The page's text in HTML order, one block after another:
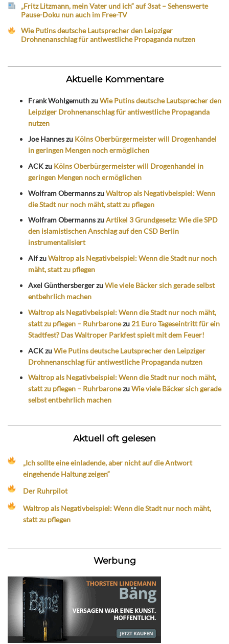
„Fritz Litzmann, mein Vater und ich“ auf 3sat – Sehenswerte
Pause-Doku nun auch im Free-TV
Wie Putins deutsche Lautsprecher den Leipziger
Drohnenanschlag für antiwestliche Propaganda nutzen
Aktuelle Kommentare
Frank WohlgemuthzuWie Putins deutsche Lautsprecher den
Leipziger Drohnenanschlag für antiwestliche Propaganda
nutzen
Joe Hanneszu Kölns Oberbürgermeister will Drogenhandel
in geringen Mengen noch ermöglichen
ACKzu Kölns Oberbürgermeister will Drogenhandel in
geringen Mengen noch ermöglichen
Wolfram ObermannszuWaltrop als Negativbeispiel: Wenn
die Stadt nur noch mäht, statt zu pflegen
Wolfram ObermannszuArtikel 3 Grundgesetz: Wie die SPD
den islamistischen Anschlag auf den CSD Berlin
instrumentalisiert
AlfzuWaltrop als Negativbeispiel: Wenn die Stadt nur noch
mäht, statt zu pflegen
Axel GünthersbergerzuWie viele Bäcker sich gerade selbst
entbehrlich machen
Waltrop als Negativbeispiel: Wenn die Stadt nur noch mäht,
statt zu pflegen – Ruhrbaronezu 21 Euro Tageseintritt für ein
Stadtfest? Das Waltroper Parkfest spielt mit dem Feuer!
ACKzuWie Putins deutsche Lautsprecher den Leipziger
Drohnenanschlag für antiwestliche Propaganda nutzen
Waltrop als Negativbeispiel: Wenn die Stadt nur noch mäht,
statt zu pflegen – RuhrbaronezuWie viele Bäcker sich gerade
selbst entbehrlich machen
Aktuell oft gelesen
„Ich sollte eine einladende, aber nicht auf die Antwort
eingehende Haltung zeigen“
Der Ruhrpilot
Waltrop als Negativbeispiel: Wenn die Stadt nur noch mäht,
statt zu pflegen
Werbung